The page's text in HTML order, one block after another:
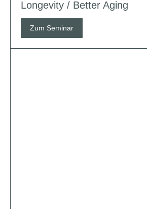
Longevity / Better Aging
Zum Seminar